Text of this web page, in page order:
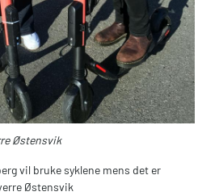
Østensvik
vil bruke syklene mens det er
Østensvik